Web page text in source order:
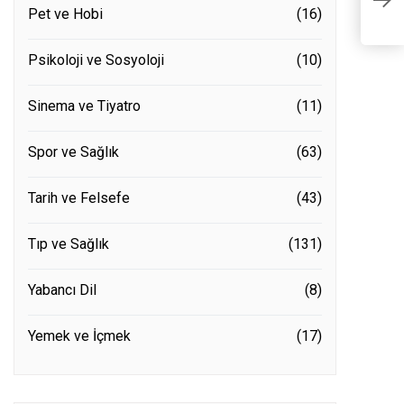
Pet ve Hobi (16)
Psikoloji ve Sosyoloji (10)
Sinema ve Tiyatro (11)
Spor ve Sağlık (63)
Tarih ve Felsefe (43)
Tıp ve Sağlık (131)
Yabancı Dil (8)
Yemek ve İçmek (17)